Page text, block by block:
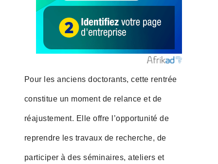
Pour les anciens doctorants, cette rentrée
constitue un moment de relance et de
réajustement. Elle offre l’opportunité de
reprendre les travaux de recherche, de
participer à des séminaires, ateliers et